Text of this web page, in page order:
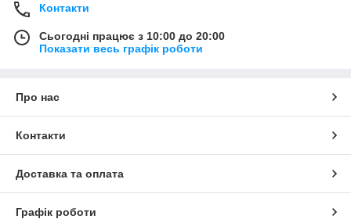
Контакти
Сьогодні працює з 10:00 до 20:00
Показати весь графік роботи
Про нас
Контакти
Доставка та оплата
Графік роботи